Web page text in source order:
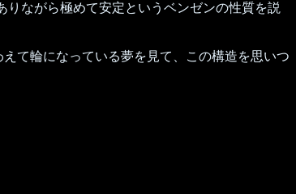
りながら極めて安定というベンゼンの性質を説
て輪になっている夢を見て、この構造を思いつ